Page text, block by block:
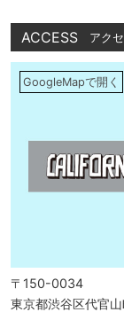
ACCESS アク
GoogleMapで開く
〒150-0034
東京都渋谷区代官